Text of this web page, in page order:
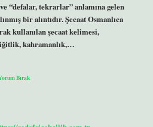
“defalar, tekrarlar” anlamına gelen
kullanılan şecaat kelimesi,
kahramanlık,…
Bırak